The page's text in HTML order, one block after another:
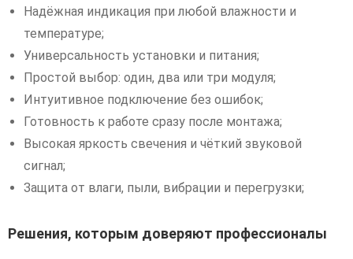
Надёжная индикация при любой влажности и
температуре;
Универсальность установки и питания;
Простой выбор: один, два или три модуля;
Интуитивное подключение без ошибок;
Готовность к работе сразу после монтажа;
Высокая яркость свечения и чёткий звуковой
сигнал;
Защита от влаги, пыли, вибрации и перегрузки;
Решения, которым доверяют профессионалы